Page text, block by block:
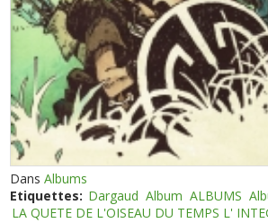
DansAlbums
Etiquettes: Dargaud Album ALBUMS
LA QUETE DE L'OISEAU DU TEMPS L'